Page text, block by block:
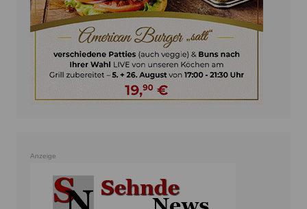
Anzeige